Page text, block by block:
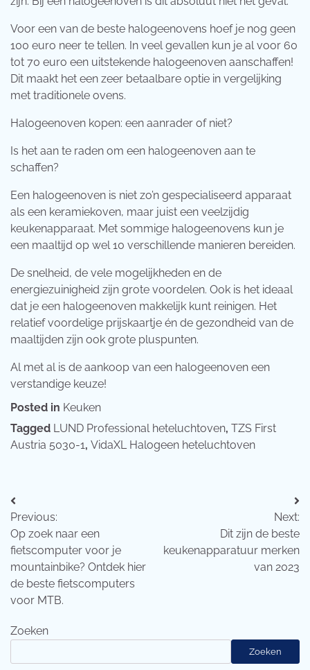
Voor een van de beste halogeenovens hoef je nog geen
100 euro neer te tellen. In veel gevallen kun je al voor 60
tot 70 euro een uitstekende halogeenoven aanschaffen!
Dit maakt het een zeer betaalbare optie in vergelijking
met traditionele ovens.
Halogeenoven kopen: een aanrader of niet?
Is het aan te raden om een halogeenoven aan te
schaffen?
Een halogeenoven is niet zo’n gespecialiseerd apparaat
als een keramiekoven, maar juist een veelzijdig
keukenapparaat. Met sommige halogeenovens kun je
een maaltijd op wel 10 verschillende manieren bereiden.
De snelheid, de vele mogelijkheden en de
energiezuinigheid zijn grote voordelen. Ook is het ideaal
dat je een halogeenoven makkelijk kunt reinigen. Het
relatief voordelige prijskaartje én de gezondheid van de
maaltijden zijn ook grote pluspunten.
Al met al is de aankoop van een halogeenoven een
verstandige keuze!
Posted in Keuken
Tagged LUND Professional heteluchtoven, TZS First
Austria 5030-1, VidaXL Halogeen heteluchtoven
Bericht
navigatie
Previous:
Op zoek naar een
fietscomputer voor je
mountainbike? Ontdek hier
de beste fietscomputers
voor MTB.
Next:
Dit zijn de beste
keukenapparatuur merken
van 2023
Zoeken
Zoeken